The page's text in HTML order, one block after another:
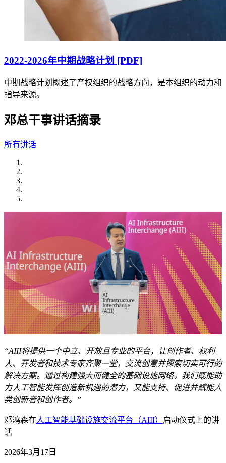
2022-2026年中期战略计划 [PDF]
中期战略计划概述了产权组织的战略方向，是本组织的动力和
指导来源。
邓总干事讲话摘录
所有讲话
“AIII将提供一个中立、开放且专业的平台，让创作者、权利
人、开发者和技术专家齐聚一堂，交流创意并探索切实可行的
解决方案。通过构建强大而健全的基础设施网络，我们既能助
力人工智能发挥创造新机遇的潜力，又能支持、促进并赋能人
类创新者和创作者。”
邓鸿森在人工智能基础设施交流平台（AIII） 启动仪式上的讲
话
2026年3月17日